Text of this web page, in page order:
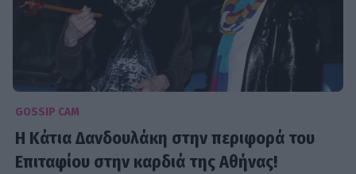
GOSSIP CAM
Η Κάτια Δανδουλάκη στην περιφορά του
Επιταφίου στην καρδιά της Αθήνας!